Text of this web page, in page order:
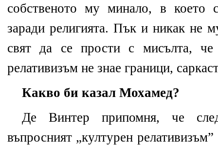
собственото му минало, в което
заради религията. Пък и никак не
свят да се прости с мисълта, че
релативизъм не знае граници,
Какво би казал Мохамед?
Де Винтер припомня, че
въпросният „културен